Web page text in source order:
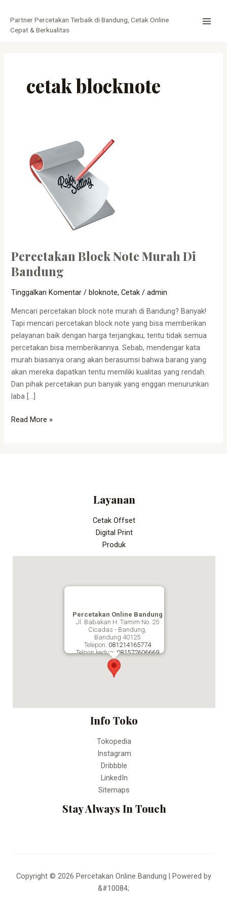
konten
Partner Percetakan Terbaik di Bandung, Cetak Online
Cepat & Berkualitas
cetak blocknote
Percetakan Block Note Murah Di
Bandung
Tinggalkan Komentar /bloknote,Cetak /admin
Mencari percetakan block note murah di Bandung? Banyak!
Tapi mencari percetakan block note yang bisa memberikan
pelayanan baik dengan harga terjangkau, tentu tidak semua
percetakan bisa memberikannya. Sebab, mendengar kata
murah biasanya orang akan berasumsi bahwa barang yang
akan mereka dapatkan tentu memiliki kualitas yang rendah.
Dan pihak percetakan pun banyak yang enggan menurunkan
laba […]
Murah
Read More »
Layanan
Cetak Offset
Digital Print
Produk
Percetakan Online Bandung
Jl. Babakan H. Tamim No. 25
Cicadas - Bandung,
Bandung 40125
Telepon: 081214165774
Telpon kedua: 081572606669
Percetakan Online Bandung
Info Toko
Tokopedia
Instagram
Dribbble
LinkedIn
Sitemaps
Stay Always In Touch
Copyright © 2026 Percetakan Online Bandung | Powered by
&#10084;